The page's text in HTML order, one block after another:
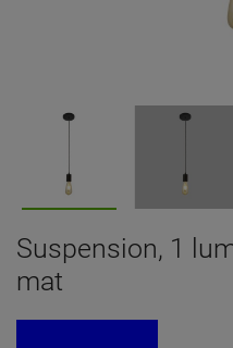
Suspension, 1
mat